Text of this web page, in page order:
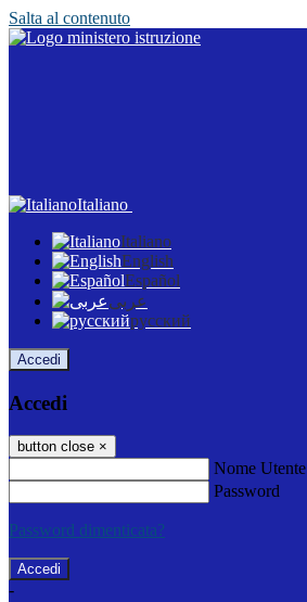
Salta al contenuto
Italiano
Italiano
English
Español
عربى
русский
Accedi
Accedi
button close ×
Nome Utente
Password
Password dimenticata?
-